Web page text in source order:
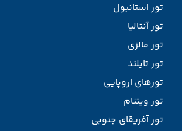
تور استانبول
تور آنتالیا
تور مالزی
تور تایلند
تورهای اروپایی
تور ویتنام
تور آفریقای جنوبی